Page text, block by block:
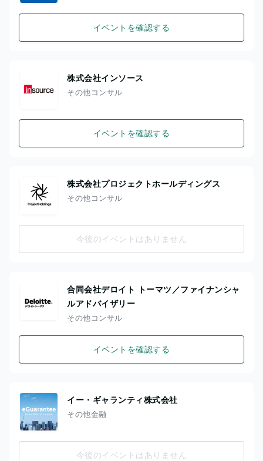
イベントを確認する
株式会社インソース
その他コンサル
イベントを確認する
株式会社プロジェクトホールディングス
その他コンサル
今後のイベントはありません
合同会社デロイト トーマツ／ファイナンシャ
ルアドバイザリー
その他コンサル
イベントを確認する
イー・ギャランティ株式会社
その他金融
今後のイベントはありません